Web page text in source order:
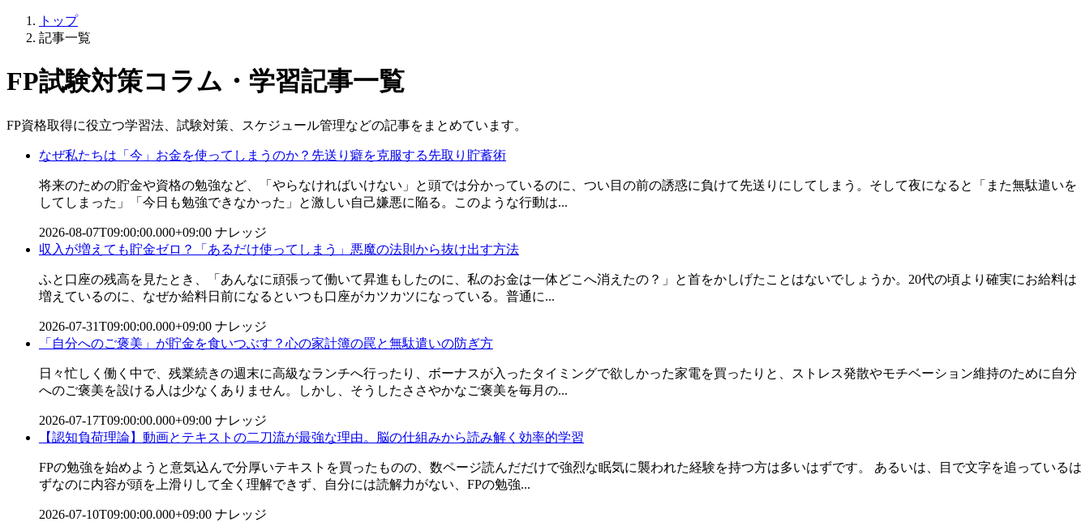
トップ
記事一覧
FP試験対策コラム・学習記事一覧
FP資格取得に役立つ学習法、試験対策、スケジュール管理などの記事をまとめています。
なぜ私たちは「今」お金を使ってしまうのか？先送り癖を克服する先取り貯蓄術
将来のための貯金や資格の勉強など、「やらなければいけない」と頭では分かっているのに、つい目の前の誘惑に負けて先送りにしてしまう。そして夜になると「また無駄遣いを
してしまった」「今日も勉強できなかった」と激しい自己嫌悪に陥る。このような行動は...
2026-08-07T09:00:00.000+09:00 ナレッジ
収入が増えても貯金ゼロ？「あるだけ使ってしまう」悪魔の法則から抜け出す方法
ふと口座の残高を見たとき、「あんなに頑張って働いて昇進もしたのに、私のお金は一体どこへ消えたの？」と首をかしげたことはないでしょうか。20代の頃より確実にお給料は
増えているのに、なぜか給料日前になるといつも口座がカツカツになっている。普通に...
2026-07-31T09:00:00.000+09:00 ナレッジ
「自分へのご褒美」が貯金を食いつぶす？心の家計簿の罠と無駄遣いの防ぎ方
日々忙しく働く中で、残業続きの週末に高級なランチへ行ったり、ボーナスが入ったタイミングで欲しかった家電を買ったりと、ストレス発散やモチベーション維持のために自分
へのご褒美を設ける人は少なくありません。しかし、そうしたささやかなご褒美を毎月の...
2026-07-17T09:00:00.000+09:00 ナレッジ
【認知負荷理論】動画とテキストの二刀流が最強な理由。脳の仕組みから読み解く効率的学習
FPの勉強を始めようと意気込んで分厚いテキストを買ったものの、数ページ読んだだけで強烈な眠気に襲われた経験を持つ方は多いはずです。 あるいは、目で文字を追っているは
ずなのに内容が頭を上滑りして全く理解できず、自分には読解力がない、FPの勉強...
2026-07-10T09:00:00.000+09:00 ナレッジ